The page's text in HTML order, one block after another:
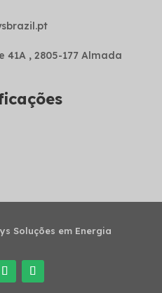
41A , 2805-177 Almada
Soluções em Energia